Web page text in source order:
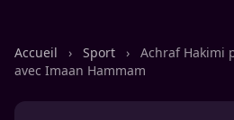
Accueil › Sport ›
Achraf Hakimi
avec Imaan Hammam